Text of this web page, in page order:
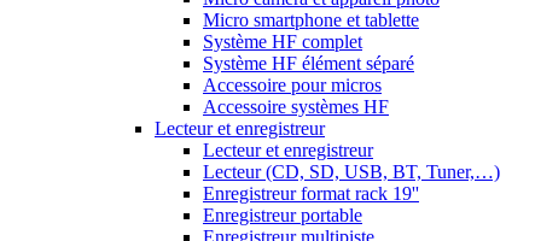
Micro smartphone et tablette
Système HF complet
Système HF élément séparé
Accessoire pour micros
Accessoire systèmes HF
Lecteur et enregistreur
Lecteur et enregistreur
Lecteur (CD, SD, USB, BT, Tuner,…)
Enregistreur format rack 19''
Enregistreur portable
Enregistreur multipiste